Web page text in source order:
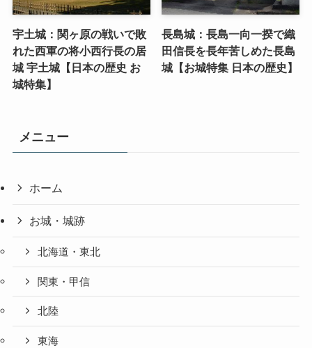
宇土城：関ヶ原の戦いで敗
れた西軍の将小西行長の居
城 宇土城【日本の歴史 お
城特集】
長島城：長島一向一揆で織
田信長を長年苦しめた長島
城【お城特集 日本の歴史】
メニュー
ホーム
お城・城跡
北海道・東北
関東・甲信
北陸
東海